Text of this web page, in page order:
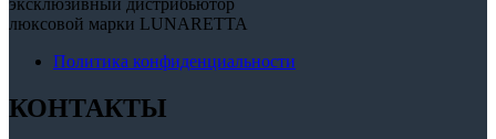
люксовой марки LUNARETTA
Политика конфиденциальности
КОНТАКТЫ